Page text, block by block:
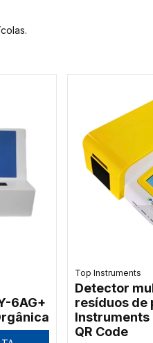
6AG+
Top Instruments
Detector
resíduos de
Instruments
QR Code